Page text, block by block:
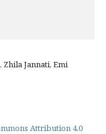
Jannati, Emi
Attribution 4.0